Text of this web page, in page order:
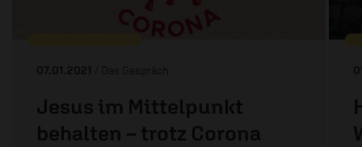
07.01.2021 / Das Gespräch
Jesus im Mittelpunkt
behalten – trotz Corona